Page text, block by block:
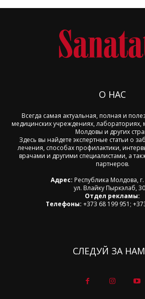
О НАС
Всегда самая актуальная, полная и
медицинских учреждениях, лабораториях,
Молдовы и других
Здесь вы найдете экспертные статьи о
лечения, способах профилактики,
врачами и другими специалистами, а
партнеров.
Адрес: Республика Молдова,
ул. Влайку Пыркэлаб,
Отдел рекламы:
Телефоны: +373 68 199 951;
СЛЕДУЙ ЗА